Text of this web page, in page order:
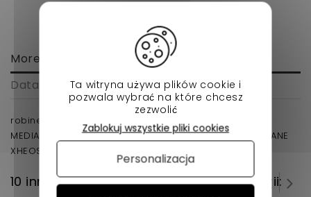
More info
Data sheet
robinet de radiateur de chauffage AIXAM ,CHATENET
MEDIA BAROODER,JDM ALBIZIA,ABACA,ALOES, ROXSY ,TITANE
XHEOS voiture sans permis
10 innych produktów w tej samej kategorii:
Ta witryna używa plików cookie i
pozwala wybrać na które chcesz
zezwolić
Zablokuj wszystkie pliki cookies
Personalizacja